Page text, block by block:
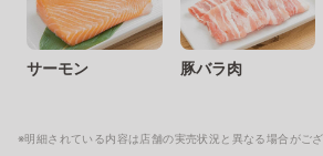
サーモン 豚バラ肉
※明細されている内容は店舗の実売状況と異なる場合がござ